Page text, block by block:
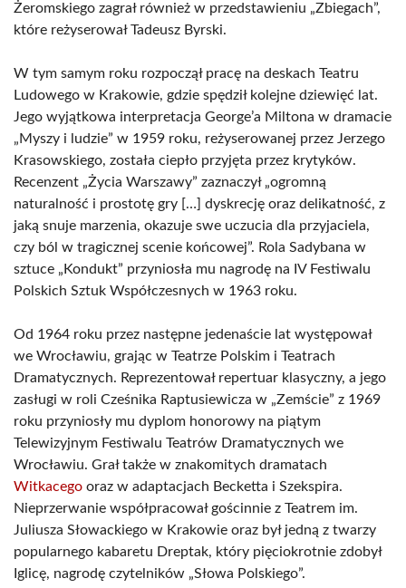
Żeromskiego zagrał również w przedstawieniu „Zbiegach”,
które reżyserował Tadeusz Byrski.
W tym samym roku rozpoczął pracę na deskach Teatru
Ludowego w Krakowie, gdzie spędził kolejne dziewięć lat.
Jego wyjątkowa interpretacja George’a Miltona w dramacie
„Myszy i ludzie” w 1959 roku, reżyserowanej przez Jerzego
Krasowskiego, została ciepło przyjęta przez krytyków.
Recenzent „Życia Warszawy” zaznaczył „ogromną
naturalność i prostotę gry […] dyskrecję oraz delikatność, z
jaką snuje marzenia, okazuje swe uczucia dla przyjaciela,
czy ból w tragicznej scenie końcowej”. Rola Sadybana w
sztuce „Kondukt” przyniosła mu nagrodę na IV Festiwalu
Polskich Sztuk Współczesnych w 1963 roku.
Od 1964 roku przez następne jedenaście lat występował
we Wrocławiu, grając w Teatrze Polskim i Teatrach
Dramatycznych. Reprezentował repertuar klasyczny, a jego
zasługi w roli Cześnika Raptusiewicza w „Zemście” z 1969
roku przyniosły mu dyplom honorowy na piątym
Telewizyjnym Festiwalu Teatrów Dramatycznych we
Wrocławiu. Grał także w znakomitych dramatach
Witkacego oraz w adaptacjach Becketta i Szekspira.
Nieprzerwanie współpracował gościnnie z Teatrem im.
Juliusza Słowackiego w Krakowie oraz był jedną z twarzy
popularnego kabaretu Dreptak, który pięciokrotnie zdobył
Iglicę, nagrodę czytelników „Słowa Polskiego”.